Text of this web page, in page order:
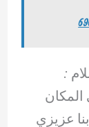
:
المكان
عزيزي